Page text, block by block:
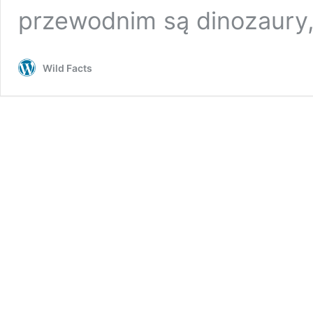
przewodnim są
Wild Facts